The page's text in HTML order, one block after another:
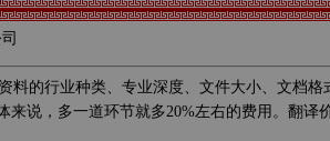
的行业种类、专业深度、文件大小、文档
来说，多一道环节就多20%左右的费用。翻